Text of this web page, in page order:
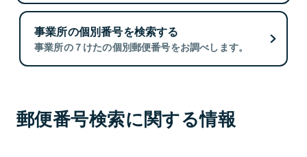
事業所の個別番号を検索する
事業所の７けたの個別郵便番号をお調べします。
郵便番号検索に関する情報